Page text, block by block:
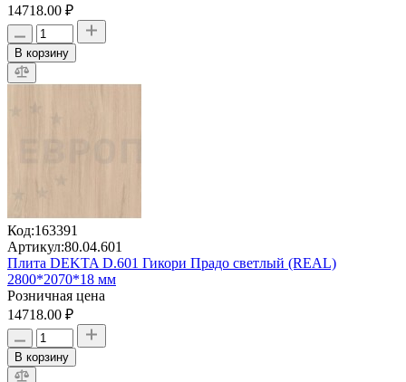
14718.00 ₽
В корзину
Код:163391
Артикул:80.04.601
Плита DEKTA D.601 Гикори Прадо светлый (REAL)
2800*2070*18 мм
Розничная цена
14718.00 ₽
В корзину